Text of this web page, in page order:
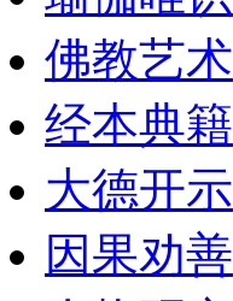
佛教艺术
经本典籍
大德开示
因果劝善